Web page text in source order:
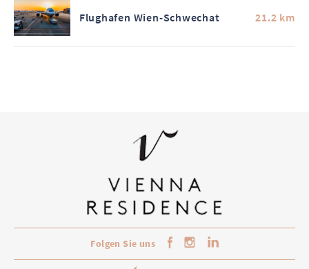
Flughafen Wien-Schwechat 21.2 km
Folgen Sie uns